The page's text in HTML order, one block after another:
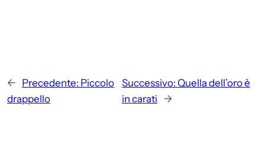
← Precedente: Piccolo
drappello
Successivo: Quella dell’oro è
in carati
→